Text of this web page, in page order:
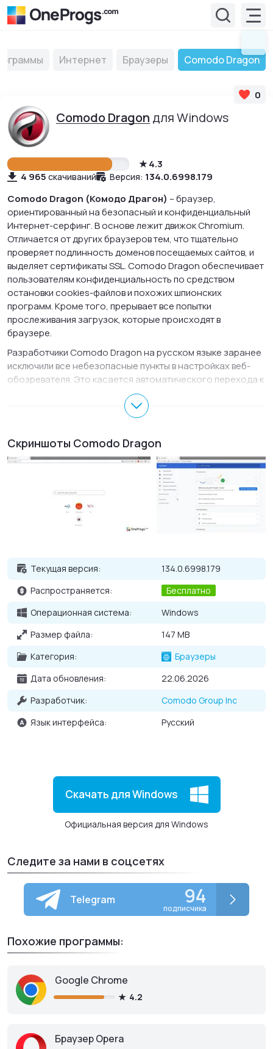
Интернет Браузеры Comodo Dragon
Comodo Dragon для Windows
0
4.3
4 965 скачиваний Версия: 134.0.6998.179
Comodo Dragon (Комодо Драгон) – браузер,
ориентированный на безопасный и конфиденциальный
Интернет-серфинг. В основе лежит движок Chromium.
Отличается от других браузеров тем, что тщательно
проверяет подлинность доменов посещаемых сайтов, и
выделяет сертификаты SSL. Comodo Dragon обеспечивает
пользователям конфиденциальность по средством
остановки cookies-файлов и похожих шпионских
программ. Кроме того, прерывает все попытки
прослеживания загрузок, которые происходят в
браузере.
Разработчики Comodo Dragon на русском языке заранее
исключили все небезопасные пункты в настройках веб-
обозревателя. Это касается автоматического перехода к
Google-поиску и переводчику Google, подсказки в
адресной строке, отключили несколько кодеков. Стоит
отметить высокую стабильность работы Комодо Драгон и
работы, что не маловажно для владельцев недостаточно
мощных компьютеров или ноутбуков. Для максимально
Internet Explorer
на Comodo Dragon, предусмотрен полный импорт
пользовательских настроек.
Основные возможности Comodo Dragon для
Высокая стабильность и безопасность Интернет-
серфинга;
Анонимное посещение сайтов;
Перенос пользовательских настроек со старого
Умеренный расход системных ресурсов памяти ПК;
Защита от онлайн-угроз и хакерских атак.
Скриншоты Comodo Dragon
Текущая версия:
134.0.6998.179
Распространяется:
Бесплатно
Операционная система:
Windows
Размер файла:
147 MB
Категория:
Браузеры
Дата обновления:
22.06.2026
Разработчик:
Comodo Group Inc
Язык интерфейса:
Русский
Скачать для Windows
Официальная версия для Windows
Следите за нами в соцсетях
Telegram 94
подписчика
Похожие программы:
Google Chrome
4.2
Браузер Opera